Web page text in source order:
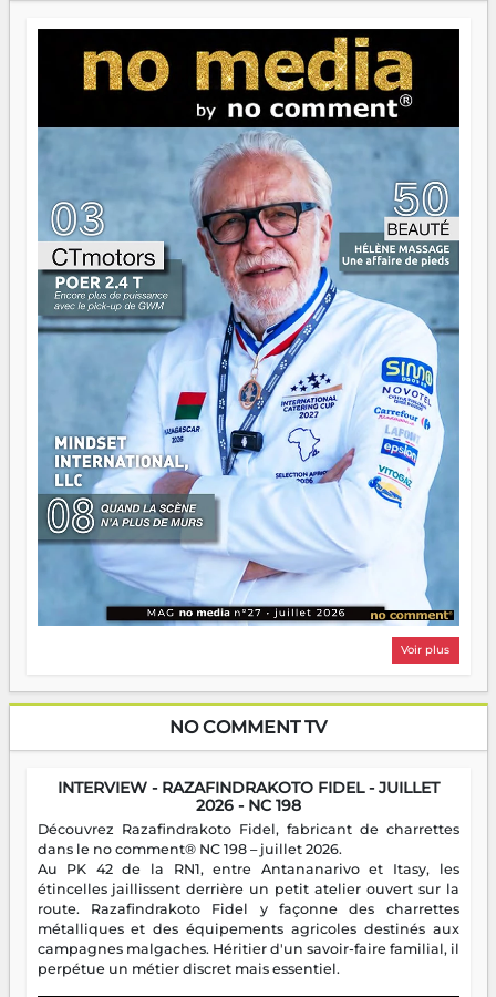
jeunes qui tiennent la torche. Alors oui, on pourrait
s'arrêter là, applaudir et rentrer chez soi satisfait. Mais ce
serait passer à côté d'une chose essentielle. La fougue, ça
brûle fort — et parfois, ça brûle vite. Une flamme sans
direction peut éclairer autant qu'elle peut consumer. C'est
là que les aînés entrent en scène — pas pour reprendre le
gouvernail, mais pour montrer où sont les récifs. Les jeunes
ont la force, les vieux ont l'expérience, comme on dit. Ce
n'est pas un combat de générations — c'est une question
d'équipage. Partagez vos réussites, mais aussi vos échecs.
Surtout vos échecs, d'ailleurs — ils enseignent mieux que
n'importe quel manuel. À Madagascar, la barque avance.
Il faut juste s'assurer que tout le monde rame dans le
même sens.
Voir plus
NO COMMENT TV
INTERVIEW - RAZAFINDRAKOTO FIDEL - JUILLET
2026 - NC 198
Découvrez Razafindrakoto Fidel, fabricant de charrettes
dans le no comment® NC 198 – juillet 2026.
Au PK 42 de la RN1, entre Antananarivo et Itasy, les
étincelles jaillissent derrière un petit atelier ouvert sur la
route. Razafindrakoto Fidel y façonne des charrettes
métalliques et des équipements agricoles destinés aux
campagnes malgaches. Héritier d'un savoir-faire familial, il
perpétue un métier discret mais essentiel.